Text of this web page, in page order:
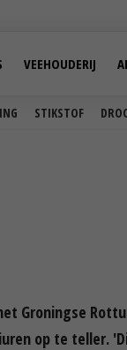
STIKSTOF
VEEHOUDERIJ
Groningse
op te teller.